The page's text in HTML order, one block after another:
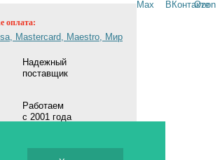
оплата:
Надежный
поставщик
Работаем
с 2001 года